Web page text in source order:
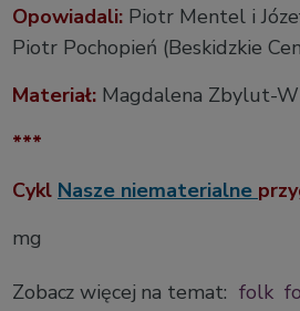
Opowiadali: Piotr Mentel i
Piotr Pochopień (Beskidzkie
Materiał: Magdalena Zbylut-
***
Cykl Nasze niematerialne
mg
Zobacz więcej na temat: folk